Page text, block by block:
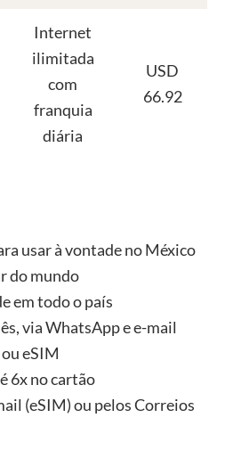
Internet
ilimitada
com
franquia
diária
USD
66.92
usar à vontade no México
do mundo
em todo o país
via WhatsApp e e-mail
eSIM
6x no cartão
(eSIM) ou pelos Correios